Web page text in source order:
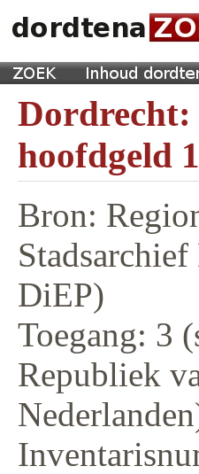
Dordrecht:
hoofdgeld
Bron:
DiEP)
Toegang: 3
Republiek